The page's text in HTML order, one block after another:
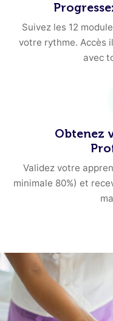
Suivez les 12
votre rythme. Accès
avec
Obtenez
Validez votre
minimale 80%) et